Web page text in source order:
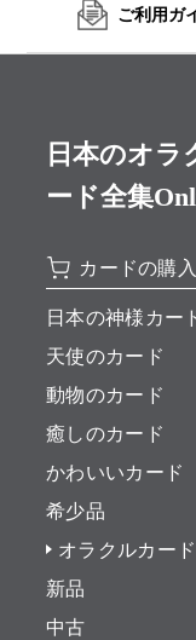
ご利用ガ
日本のオラ
ード全集
カードの購入
日本の神様カー
天使のカード
動物のカード
癒しのカード
かわいいカード
希少品
オラクルカード
新品
中古